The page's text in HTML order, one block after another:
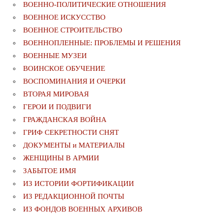
ВОЕННО-ПОЛИТИЧЕСКИE ОТНОШЕНИЯ
ВОЕННОЕ ИСКУССТВО
ВОЕННОЕ СТРОИТЕЛЬСТВО
ВОЕННОПЛЕННЫЕ: ПРОБЛЕМЫ И РЕШЕНИЯ
ВОЕННЫЕ МУЗЕИ
ВОИНСКОЕ ОБУЧЕНИЕ
ВОСПОМИНАНИЯ И ОЧЕРКИ
ВТОРАЯ МИРОВАЯ
ГЕРОИ И ПОДВИГИ
ГРАЖДАНСКАЯ ВОЙНА
ГРИФ СЕКРЕТНОСТИ СНЯТ
ДОКУМЕНТЫ и МАТЕРИАЛЫ
ЖЕНЩИНЫ В АРМИИ
ЗАБЫТОЕ ИМЯ
ИЗ ИСТОРИИ ФОРТИФИКАЦИИ
ИЗ РЕДАКЦИОННОЙ ПОЧТЫ
ИЗ ФОНДОВ ВОЕННЫХ АРХИВОВ